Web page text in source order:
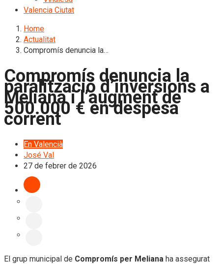
Valencia Ciutat
Home
Actualitat
Compromís denuncia la…
Compromís denuncia la
paralització d’inversions a
Meliana i l’augment de
500.000 € en despesa
corrent
En Valencià
José Val
27 de febrer de 2026
El grup municipal de Compromís per Meliana ha assegurat